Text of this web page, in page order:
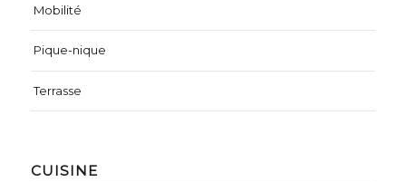
CUISINE
Mobilité
Pique-nique
Terrasse